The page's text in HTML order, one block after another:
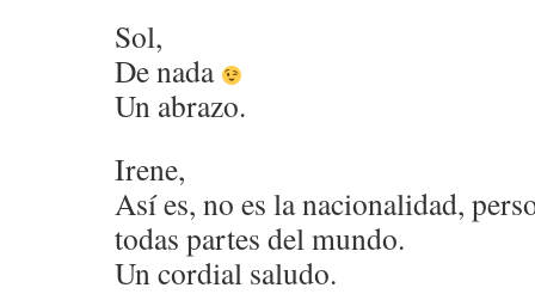
Sol,
De nada
Un abrazo.
Irene,
Así es, no es la nacionalidad,
todas partes del mundo.
Un cordial saludo.